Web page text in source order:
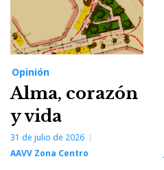
Opinión
Alma, corazón
y vida
31 de julio de 2026
AAVV Zona Centro